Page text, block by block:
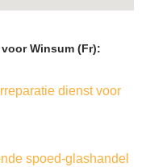
Winsum (Fr):
dienst voor
spoed-glashandel